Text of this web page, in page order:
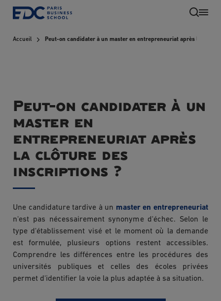
Aller
principal
FR
Accueil Peut-on candidater à un master en entrepreneuriat après la
Peut-on candidater à un
master en
entrepreneuriat après
la clôture des
inscriptions ?
Une candidature tardive à un master en entrepreneuriat
n'est pas nécessairement synonyme d'échec. Selon le
type d'établissement visé et le moment où la demande
est formulée, plusieurs options restent accessibles.
Comprendre les différences entre les procédures des
universités publiques et celles des écoles privées
permet d'identifier la voie la plus adaptée à sa situation.